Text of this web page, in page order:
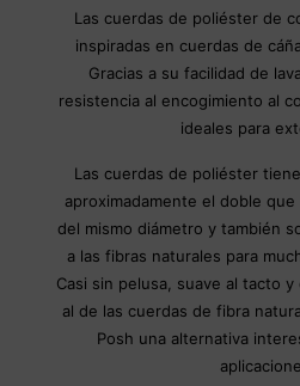
Las cuerdas de poliéster de
inspiradas en cuerdas de
Gracias a su facilidad de
resistencia al encogimiento al
ideales para
Las cuerdas de poliéster
aproximadamente el doble
del mismo diámetro y también
a las fibras naturales para
Casi sin pelusa, suave al tacto
al de las cuerdas de fibra
Posh una alternativa